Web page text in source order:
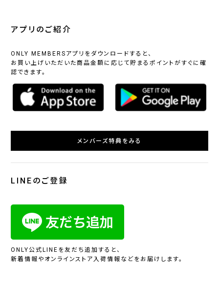
アプリのご紹介
ONLY MEMBERSアプリをダウンロードすると、
お買い上げいただいた商品金額に応じて貯まるポイントがすぐに確
認できます。
メンバーズ特典をみる
LINEのご登録
ONLY公式LINEを友だち追加すると、
新着情報やオンラインストア入荷情報などをお届けします。